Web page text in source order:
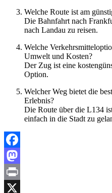
Welche Route ist am
Die Bahnfahrt nach
nach Landau zu reisen.
Welche
Umwelt und Kosten?
Der Zug ist eine
Option.
Welcher Weg bietet die
Erlebnis?
Die Route über die L134
einfach in die Stadt zu
Facebook
Mastodon
Print